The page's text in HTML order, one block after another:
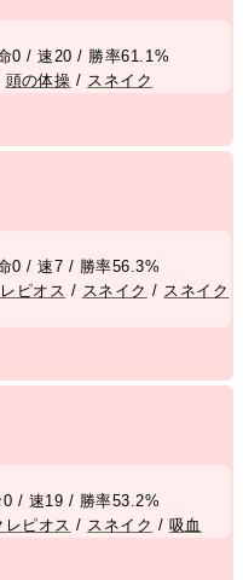
0 / 速20 / 勝率61.1%
頭の体操 / スネイク
0 / 速7 / 勝率56.3%
ピオス / スネイク / スネイク
/ 速19 / 勝率53.2%
レピオス / スネイク / 吸血